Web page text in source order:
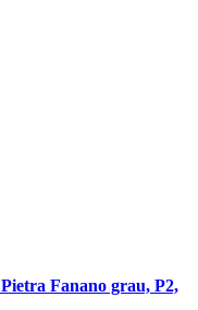
Fanano grau, P2,